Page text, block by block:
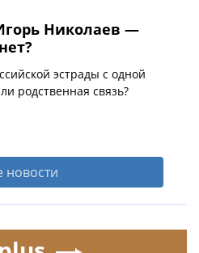
Николаев —
эстрады с одной
родственная связь?
новости